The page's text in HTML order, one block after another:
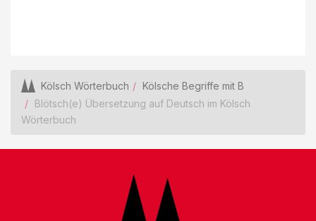
Kölsch Wörterbuch
Kölsche Begriffe mit B
Blötsch(e) Übersetzung auf Deutsch im Kölsch
Wörterbuch